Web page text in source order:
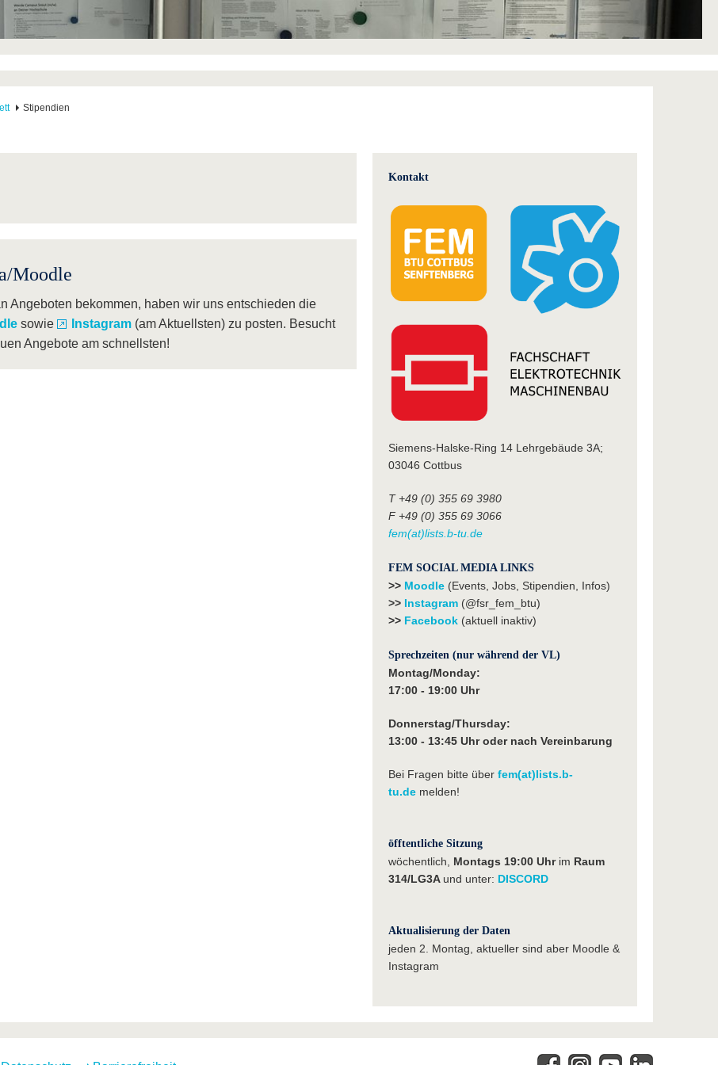
Stipendien
Moodle
Angeboten bekommen, haben wir uns entschieden die
sowie Instagram(am Aktuellsten) zu posten. Besucht
Angebote am schnellsten!
Kontakt
Siemens-Halske-Ring 14 Lehrgebäude 3A;
03046 Cottbus
T +49 (0) 355 69 3980
F +49 (0) 355 69 3066
fem(at)lists.b-tu.de
FEM SOCIAL MEDIA LINKS
>> Moodle (Events, Jobs, Stipendien, Infos)
>> Instagram(@fsr_fem_btu)
>> Facebook (aktuell inaktiv)
Sprechzeiten (nur während der VL)
Montag/Monday:
17:00 - 19:00 Uhr
Donnerstag/Thursday:
13:00 - 13:45 Uhr oder nach Vereinbarung
Bei Fragen bitte über fem(at)lists.b-
tu.demelden!
öfftentliche Sitzung
wöchentlich, Montags 19:00 Uhrim Raum
314/LG3A und unter: DISCORD
Aktualisierung der Daten
jeden 2. Montag, aktueller sind aber Moodle &
Instagram